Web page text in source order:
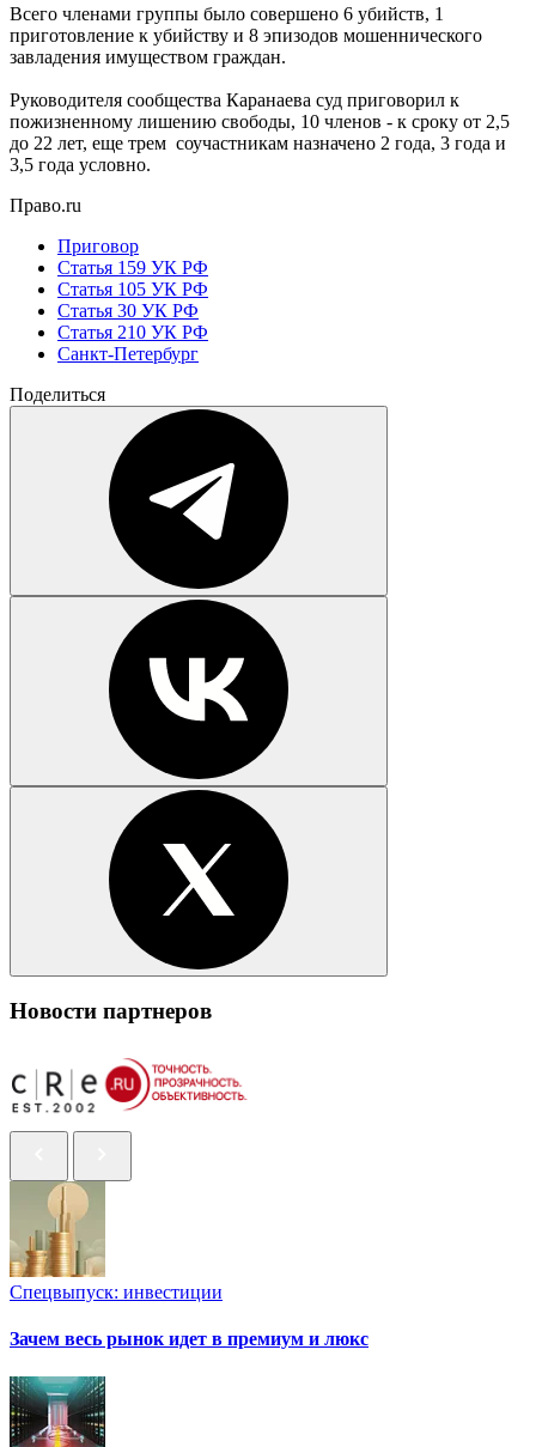
Всего членами группы было совершено 6 убийств, 1
приготовление к убийству и 8 эпизодов мошеннического
завладения имуществом граждан.
Руководителя сообщества Каранаева суд приговорил к
пожизненному лишению свободы, 10 членов - к сроку от 2,5
до 22 лет, еще трем соучастникам назначено 2 года, 3 года и
3,5 года условно.
Право.ru
Приговор
Статья 159 УК РФ
Статья 105 УК РФ
Статья 30 УК РФ
Статья 210 УК РФ
Санкт-Петербург
Поделиться
Новости партнеров
Спецвыпуск: инвестиции
Зачем весь рынок идет в премиум и люкс